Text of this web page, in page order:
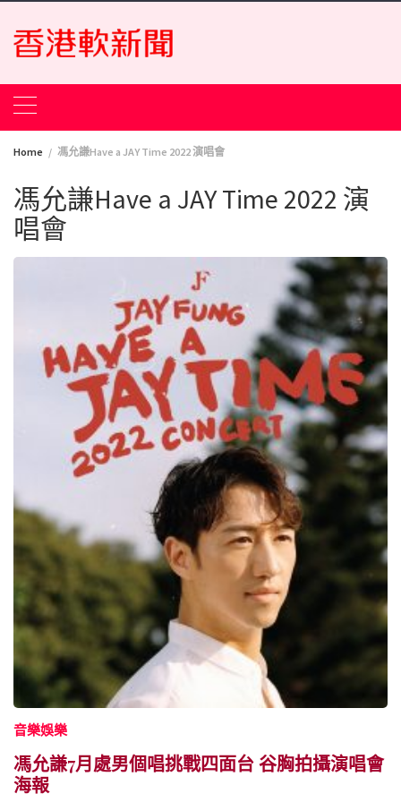
Skip
content
Home 馮允謙Have a JAY Time 2022 演唱會
馮允謙Have a JAY Time 2022 演
唱會
音樂娛樂
馮允謙7月處男個唱挑戰四面台 谷胸拍攝演唱會
海報